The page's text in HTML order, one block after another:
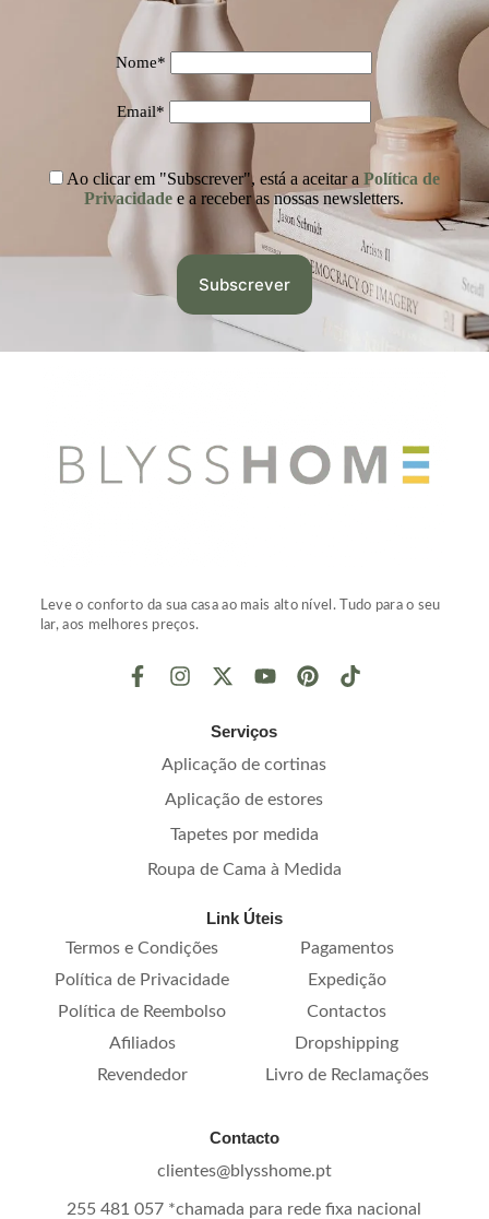
Nome*
Email*
Ao clicar em "Subscrever", está a aceitar a Política de
Privacidade e a receber as nossas newsletters.
Leve o conforto da sua casa ao mais alto nível. Tudo para o seu
lar, aos melhores preços.
Serviços
Aplicação de cortinas
Aplicação de estores
Tapetes por medida
Roupa de Cama à Medida
Link Úteis
Termos e Condições
Pagamentos
Política de Privacidade
Expedição
Política de Reembolso
Contactos
Afiliados
Dropshipping
Revendedor
Livro de Reclamações
Contacto
clientes@blysshome.pt
255 481 057 *chamada para rede fixa nacional